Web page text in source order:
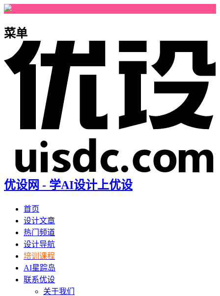
菜单
优设网 - 学AI设计上优设
首页
设计文章
热门频道
设计导航
培训课程
AI星踪岛
联系优设
关于我们